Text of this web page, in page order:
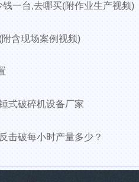
一台,去哪买(附作业生产视频)
含现场案例视频)
式破碎机设备厂家
击破每小时产量多少？